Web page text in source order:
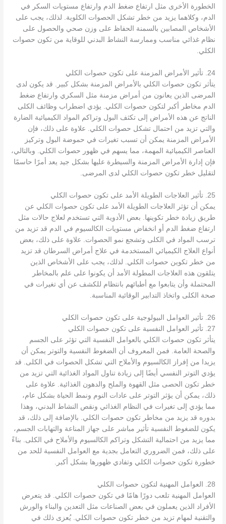
الخطورة الأخرى مثل ارتفاع ضغط الدم وارتفاع مستويات السكر في
الدم، وكلاهما يزيد من خطر تشكل الحصوات الكلوية. لذلك، يجب على
الأشخاص المصابين بالسمنة الحفاظ على وزن صحي والحصول على
نظام غذائي مناسب وممارسة النشاط البدني للوقاية من تكون حصوات
الكلي.
24. تأثير الأمراض المزمنة على تكون حصوات الكلي
يتأثر تكون حصوات الكلي بالأمراض المزمنة بشكل كبير. قد يكون لدى
المرضى الذين يعانون من أمراض مزمنة مثل السكري وارتفاع ضغط
الدم مخاطر أكبر لتكون حصوات الكلي. يؤدي اضطراب وظائف الكلى
الناتج عن هذه الأمراض إلى تكثف البول وتراكم المواد الكيميائية الضارة
والتي تزيد من احتمال تشكل حصوات الكلي. علاوة على ذلك، فإن
الأمراض المزمنة يمكن أن تسبب تغيرات في حموضة البول وتركيز
العناصر الكيميائية المهمة، مما يسهم في ظهور حصوات الكلي. وبالتالي،
فإن إدارة الأمراض المزمنة والسيطرة عليها بشكل جيد يعد أمرًا حاسمًا
لتقليل خطر تكون حصوات الكلي لدى المرضى.
25. تأثير العلاجات الطويلة الأمد على تكون حصوات الكلي
يمكن أن تؤثر العلاجات الطويلة الأمد على تكون حصوات الكلي عن
طريق زيادة خطر تكوينها. بعض الأدوية التي تستخدم لعلاج حالات مثل
ارتفاع ضغط الدم أو انخفاض مستويات الكالسيوم في الدم قد تزيد من
ترسب المواد في الكلى وتشجع نمو الحصوات. علاوة على ذلك، بعض
أنواع العلاج الكيميائي المستخدمة في علاج أمراض السرطان قد تزيد
من خطر تكوين حصوات الكلي. لذلك، يجب على الأشخاص الذين
يتلقون هذه العلاجات المطولة الأمد أن يكونوا على علم بالمخاطر
المحتملة وأن يتابعوا مع أطبائهم بانتظام للكشف عن أي تغيرات في
صحة الكلى واتخاذ التدابير الوقائية المناسبة.
26. تأثير العوامل البيولوجية على تكون حصوات الكلي
27. تأثير العوامل النفسية على تكون حصوات الكلي
يتأثر تكون حصوات الكلي بالعوامل النفسية التي تؤثر على الجسم
والصحة العامة. فمن المعروف أن الضغوط النفسية والتوتر يمكن أن
يزيدا من إفراز الكالسيوم والأملاح التي تشكل الحصوات في الكلى. قد
يؤدي التوتر النفسي أيضًا إلى زيادة تناول المواد الغذائية التي تزيد من
خطر تكون الحصى مثل القهوة والملح والدهون الغذائية. علاوة على
ذلك، يمكن أن يؤثر التوتر على عادات النوم ونمط الحياة بشكل عام،
مما يؤدي إلى تغيرات في النظام الغذائي ونقص النشاط البدني، وهذا
بدوره قد يزيد من مخاطر تكون حصوات الكلي. بالإضافة إلى ذلك، قد
يكون للضغوط النفسية تأثير مباشر على جهاز المناعة والتهابات الجسم،
مما يزيد من احتمالية التشكل وتراكم الكالسيوم والأملاح في الكلى. بناءً
على ذلك، فمن الضروري التعامل بجدية مع العوامل النفسية للحد من
خطورة تكون حصوات الكلي وتفادي ظهورها بشكل أكبر.
28. العوامل المهنية لتكون حصوات الكلي
العوامل المهنية تلعب دورًا هامًا في تكون حصوات الكلي. قد يتعرض
الأفراد الذين يعملون في بعض الصناعات مثل التعدين والبناء والورش
والتقنية لمهام تزيد من خطر تكون حصوات الكلي. يُعزى ذلك في